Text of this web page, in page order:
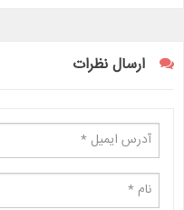
ارسال نظرات